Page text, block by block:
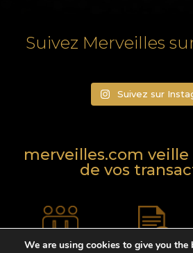
Suivez Merveilles
Suivez sur
merveilles.com
de vos
We are using cookies to give you the